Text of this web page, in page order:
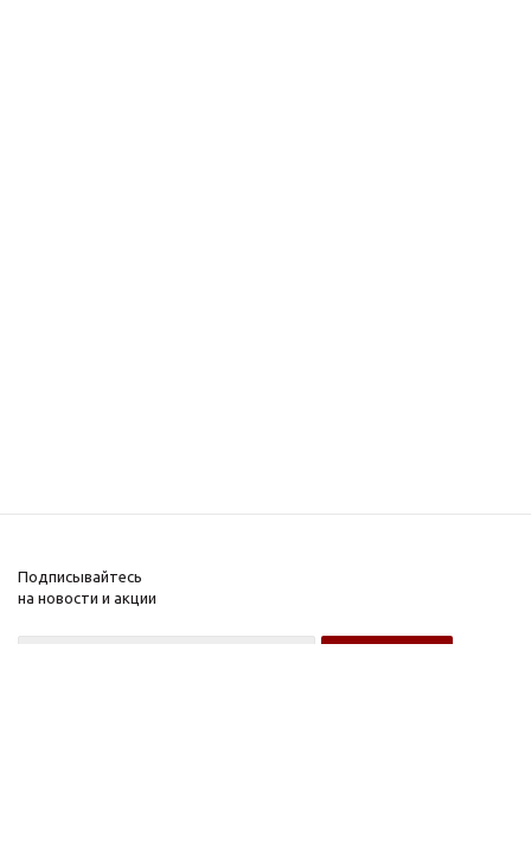
Подписывайтесь
на новости и акции